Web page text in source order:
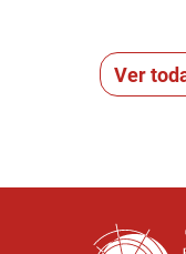
Ver